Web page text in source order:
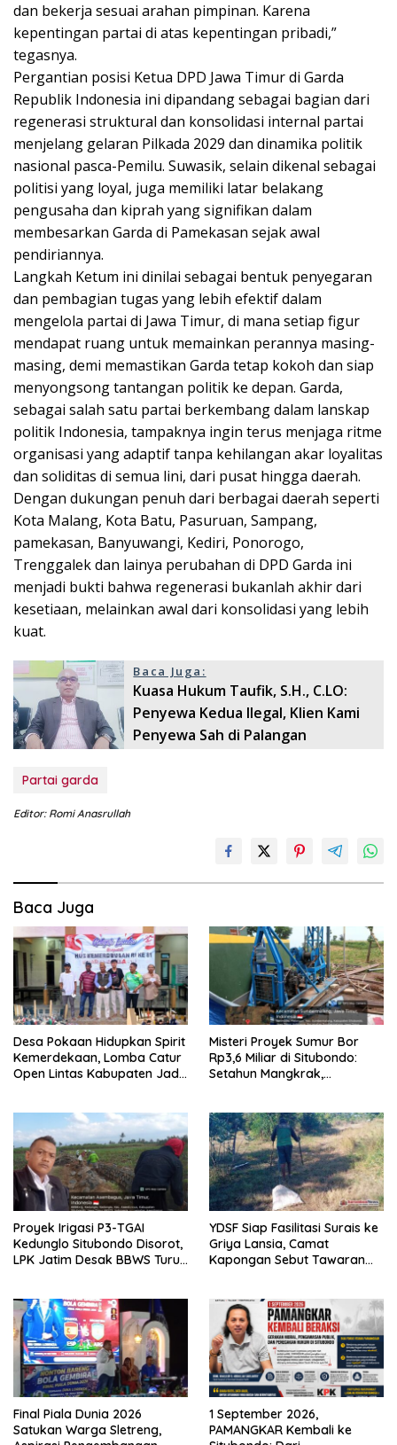
dan bekerja sesuai arahan pimpinan. Karena
kepentingan partai di atas kepentingan pribadi,”
tegasnya.
Pergantian posisi Ketua DPD Jawa Timur di Garda
Republik Indonesia ini dipandang sebagai bagian dari
regenerasi struktural dan konsolidasi internal partai
menjelang gelaran Pilkada 2029 dan dinamika politik
nasional pasca-Pemilu. Suwasik, selain dikenal sebagai
politisi yang loyal, juga memiliki latar belakang
pengusaha dan kiprah yang signifikan dalam
membesarkan Garda di Pamekasan sejak awal
pendiriannya.
Langkah Ketum ini dinilai sebagai bentuk penyegaran
dan pembagian tugas yang lebih efektif dalam
mengelola partai di Jawa Timur, di mana setiap figur
mendapat ruang untuk memainkan perannya masing-
masing, demi memastikan Garda tetap kokoh dan siap
menyongsong tantangan politik ke depan. Garda,
sebagai salah satu partai berkembang dalam lanskap
politik Indonesia, tampaknya ingin terus menjaga ritme
organisasi yang adaptif tanpa kehilangan akar loyalitas
dan soliditas di semua lini, dari pusat hingga daerah.
Dengan dukungan penuh dari berbagai daerah seperti
Kota Malang, Kota Batu, Pasuruan, Sampang,
pamekasan, Banyuwangi, Kediri, Ponorogo,
Trenggalek dan lainya perubahan di DPD Garda ini
menjadi bukti bahwa regenerasi bukanlah akhir dari
kesetiaan, melainkan awal dari konsolidasi yang lebih
kuat.
Baca Juga:
Kuasa Hukum Taufik, S.H., C.LO:
Penyewa Kedua Ilegal, Klien Kami
Penyewa Sah di Palangan
Partai garda
Editor: Romi Anasrullah
Baca Juga
Desa Pokaan Hidupkan Spirit
Kemerdekaan, Lomba Catur
Open Lintas Kabupaten Jadi
Misteri Proyek Sumur Bor
Rp3,6 Miliar di Situbondo:
Setahun Mangkrak,
ke KPK
Proyek Irigasi P3-TGAI
Kedunglo Situbondo Disorot,
LPK Jatim Desak BBWS Turun
YDSF Siap Fasilitasi Surais ke
Griya Lansia, Camat
Kapongan Sebut Tawaran
Final Piala Dunia 2026
Satukan Warga Sletreng,
1 September 2026,
PAMANGKAR Kembali ke